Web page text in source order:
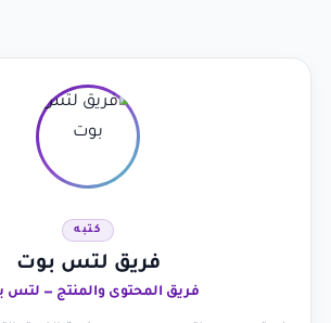
كتبه
فريق لتس بوت
فريق المحتوى والمنتج — لتس